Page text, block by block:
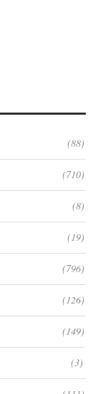
(88)
(710)
(8)
(19)
(796)
(126)
(149)
(3)